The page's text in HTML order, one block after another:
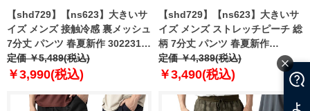
【shd729】【ns623】大きいサ
イズ メンズ 接触冷感 裏メッシュ
7分丈 パンツ 春夏新作 302231az
【fre】
定価 ￥5,489(税込)
￥3,990(税込)
【shd729】【ns623】大きいサ
イズ メンズ ストレッチピーチ 総
柄 7分丈 パンツ 春夏新作
302249az 【fre】
定価 ￥4,389(税込)
￥3,490(税込)